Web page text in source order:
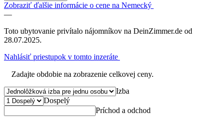
Zobraziť ďalšie informácie o cene na Nemecký
—
Toto ubytovanie privítalo nájomníkov na DeinZimmer.de od
28.07.2025.
Nahlásiť priestupok v tomto inzeráte
Zadajte obdobie na zobrazenie celkovej ceny.
Izba
Dospelý
Príchod a odchod